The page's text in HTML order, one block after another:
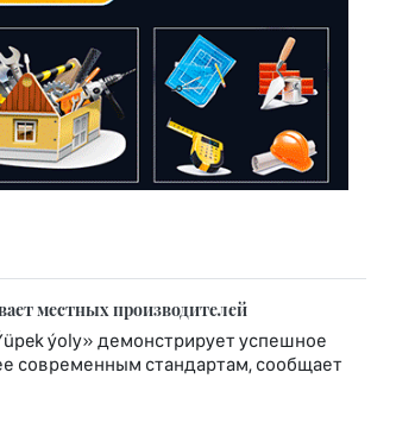
местных производителей
ýoly» демонстрирует успешное
современным стандартам, сообщает